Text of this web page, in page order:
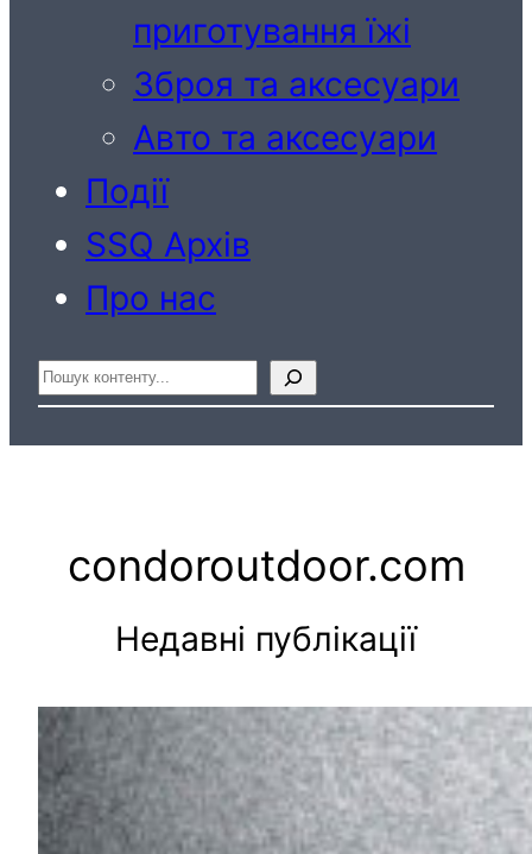
приготування їжі
Зброя та аксесуари
Авто та аксесуари
Події
SSQ Архів
Про нас
Пошук
condoroutdoor.com
Недавні публікації